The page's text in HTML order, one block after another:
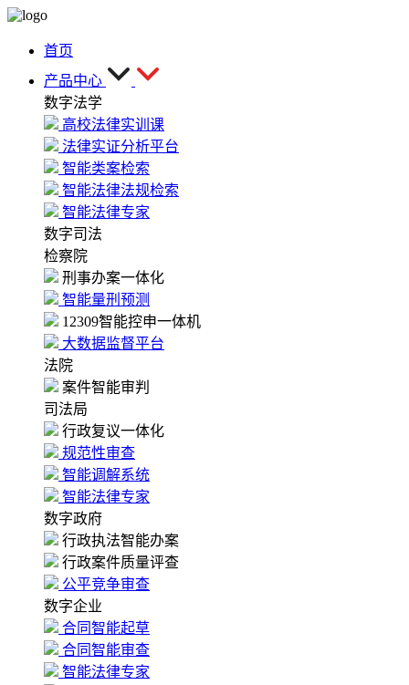
首页
产品中心
数字法学
高校法律实训课
法律实证分析平台
智能类案检索
智能法律法规检索
智能法律专家
数字司法
检察院
刑事办案一体化
智能量刑预测
12309智能控申一体机
大数据监督平台
法院
案件智能审判
司法局
行政复议一体化
规范性审查
智能调解系统
智能法律专家
数字政府
行政执法智能办案
行政案件质量评查
公平竞争审查
数字企业
合同智能起草
合同智能审查
智能法律专家